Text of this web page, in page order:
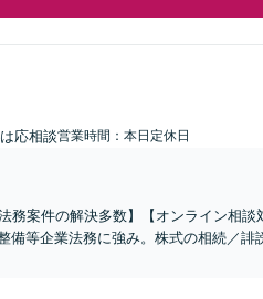
応相談営業時間：本日定休日
務案件の解決多数】【オンライン相
等企業法務に強み。株式の相続／誹